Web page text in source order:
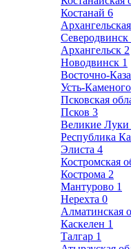
Костанай 6
Северодвинск
Архангельск 2
Новодвинск 1
Восточно-
Усть-
Псковская
Псков 3
Великие Луки
Республика
Элиста 4
Костромская
Кострома 2
Мантурово 1
Нерехта 0
Алматинская
Каскелен 1
Талгар 1